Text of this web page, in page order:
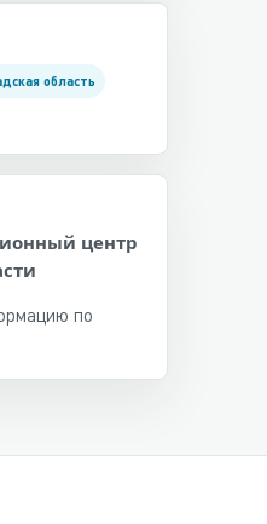
область
центр
по